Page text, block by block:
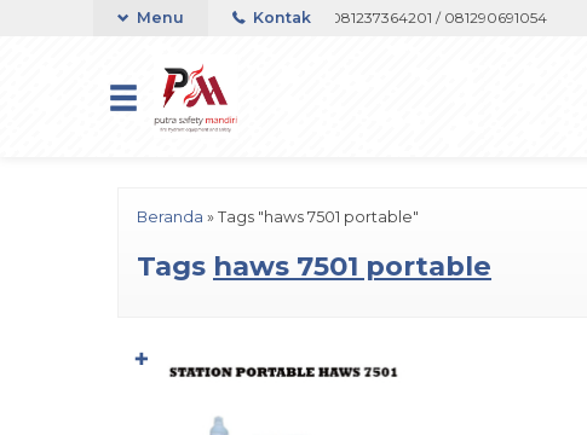
Telepon atau Whatsapp 082133767508 / 081237364201 / 081290691054
Menu Kontak
Beranda » Tags "haws 7501 portable"
Tags haws 7501 portable
✚